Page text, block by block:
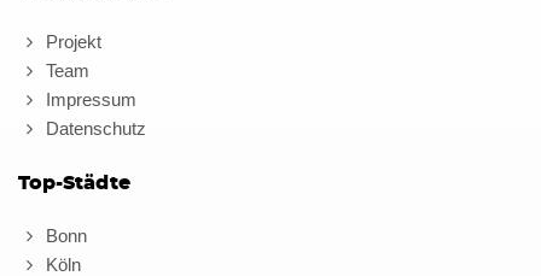
Projekt
Team
Impressum
Datenschutz
Top-Städte
Bonn
Köln